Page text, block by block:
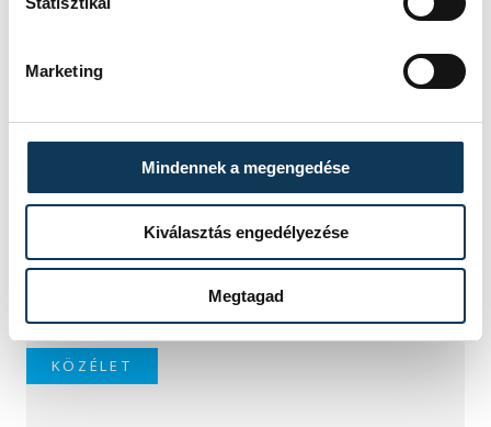
Marketing
Mindennek a megengedése
Kiválasztás engedélyezése
Megtagad
Sorra kerülnek elő
alacsony Dunából
A folyó rekordalacsony vízállása miatt
egy csaknem komplett, II.
világháborús német DKW NZ 350-1
motorkerékpárbukkant elő a
Batthyány téri rakpart sziklái alól,
máshol pedig egy közel féltonnás brit
akna került elő.
KÖZÉLET